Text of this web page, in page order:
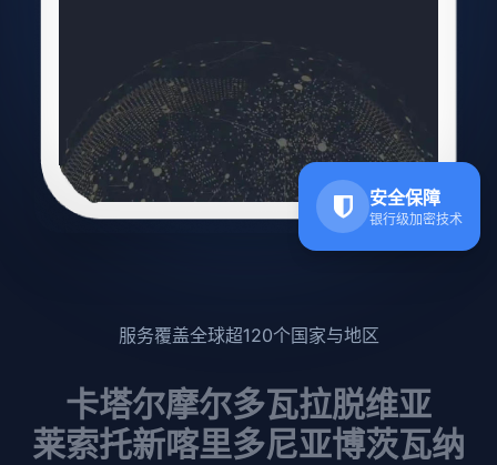
安全保障
银行级加密技术
服务覆盖全球超120个国家与地区
卡塔尔摩尔多瓦拉脱维亚
莱索托新喀里多尼亚博茨瓦纳